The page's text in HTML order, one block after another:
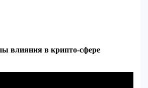
влияния в крипто-сфере